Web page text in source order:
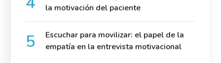
la motivación del paciente
Escuchar para movilizar: el papel de la
empatía en la entrevista motivacional